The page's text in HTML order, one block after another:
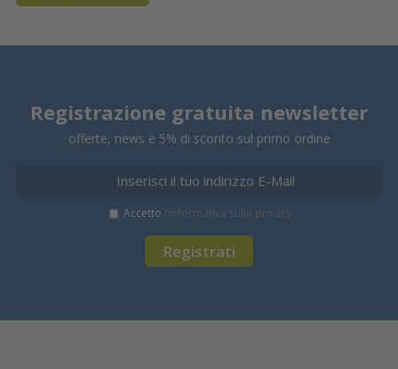
Registrazione gratuita newsletter
offerte, news e 5% di sconto sul primo ordine
Registrati
Accetto l’informativa sulla privacy